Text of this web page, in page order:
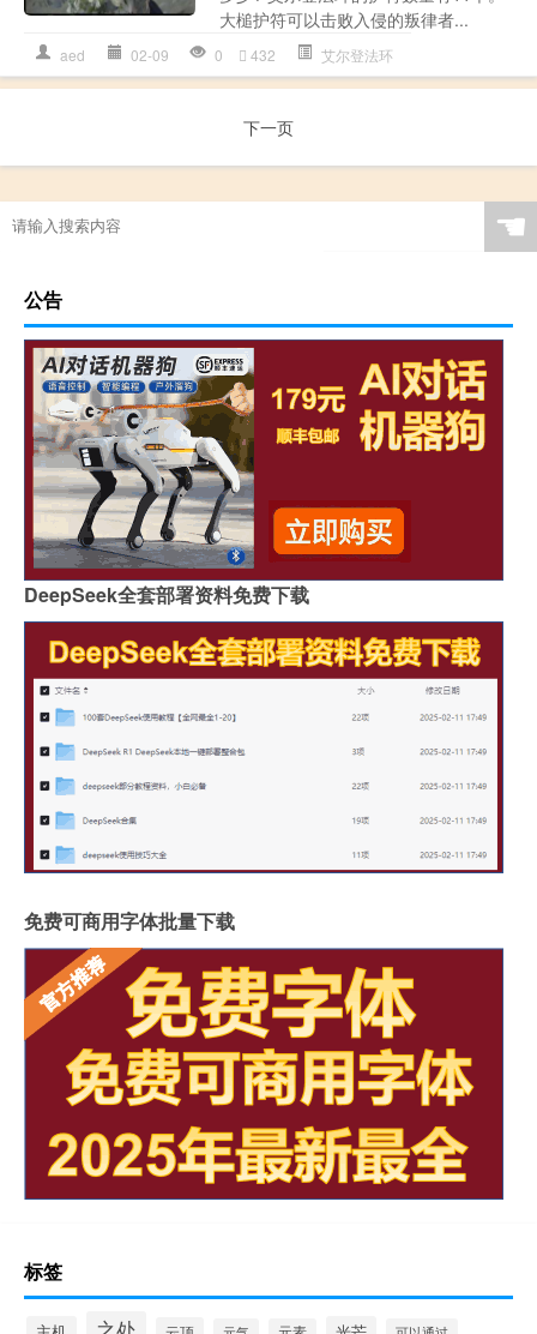
大槌护符可以击败入侵的叛律者...
aed 02-09 0 432 艾尔登法环
下一页
☚
公告
DeepSeek全套部署资料免费下载
免费可商用字体批量下载
标签